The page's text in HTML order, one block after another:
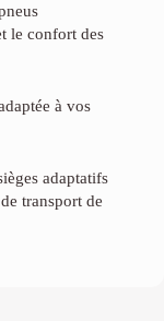
le confort des
à vos
adaptatifs
transport de